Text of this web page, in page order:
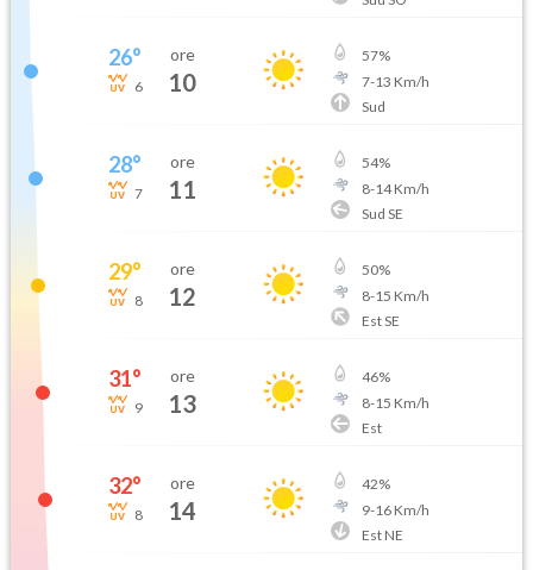
26°
6
ore
10
57%
7-13 Km/h
Sud
28°
7
ore
11
54%
8-14Km/h
Sud SE
29°
8
ore
12
50%
8-15 Km/h
Est SE
31°
9
ore
13
46%
8-15 Km/h
Est
32°
8
ore
14
42%
9-16Km/h
Est NE